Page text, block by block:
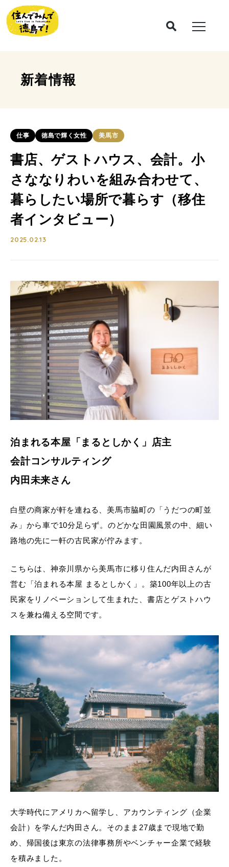
新着情報
仕事 徳島で輝く女性 美馬市
書店、ゲストハウス、会計。小
さななりわいを組み合わせて、
暮らしたい場所で暮らす（移住
者インタビュー）
2025.02.13
泊まれる本屋「まるとしかく」店主
会計コンサルティング
内田未来さん
白壁の商家が軒を連ねる、美馬市脇町の「うだつの町並
み」から車で10分足らず。のどかな田園風景の中、細い
路地の先に一軒の古民家が佇みます。
こちらは、神奈川県から美馬市に移り住んだ内田さんが
営む「泊まれる本屋 まるとしかく」。築100年以上の古
民家をリノベーションして生まれた、書店とゲストハウ
スを兼ね備える空間です。
大学時代にアメリカへ留学し、アカウンティング（企業
会計）を学んだ内田さん。そのまま27歳まで現地で勤
め、帰国後は東京の法律事務所やベンチャー企業で経験
を積みました。